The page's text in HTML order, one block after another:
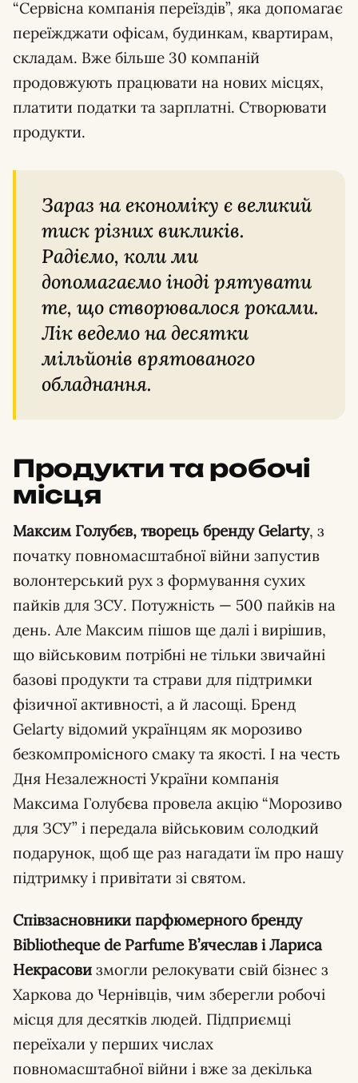
“Сервісна компанія переїздів”, яка допомагає
переїжджати офісам, будинкам, квартирам,
складам. Вже більше 30 компаній
продовжують працювати на нових місцях,
платити податки та зарплатні. Створювати
продукти.
Зараз на економіку є великий
тиск різних викликів.
Радіємо, коли ми
допомагаємо іноді рятувати
те, що створювалося роками.
Лік ведемо на десятки
мільйонів врятованого
обладнання.
Продукти та робочі
місця
Максим Голубєв, творець бренду Gelarty, з
початку повномасштабної війни запустив
волонтерський рух з формування сухих
пайків для ЗСУ. Потужність — 500 пайків на
день. Але Максим пішов ще далі і вирішив,
що військовим потрібні не тільки звичайні
базові продукти та страви для підтримки
фізичної активності, а й ласощі. Бренд
Gelarty відомий українцям як морозиво
безкомпромісного смаку та якості. І на честь
Дня Незалежності України компанія
Максима Голубєва провела акцію “Морозиво
для ЗСУ” і передала військовим солодкий
подарунок, щоб ще раз нагадати їм про нашу
підтримку і привітати зі святом.
Співзасновники парфюмерного бренду
Bibliotheque de Parfume В’ячеслав і Лариса
Некрасови змогли релокувати свій бізнес з
Харкова до Чернівців, чим зберегли робочі
місця для десятків людей. Підприємці
переїхали у перших числах
повномасштабної війни і вже за декілька